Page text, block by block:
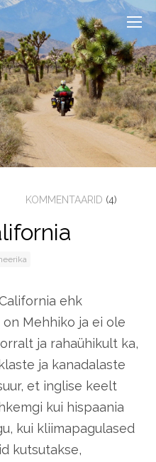
KOMMENTAARID (4)
ehk
Mehhiko ja ei ole
ja rahaühikult ka,
ja kanadalaste
et inglise keelt
kui hispaania
kui kliimapagulased
kutsutakse,